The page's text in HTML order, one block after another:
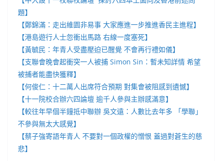
題】
【鄭錦滿：走出維園非易事 大家應進一步推進香民主進程】
【港島遊行人士忽衝出馬路 右線一度塞死】
【黃毓民：年青人受盡壓迫已醒覺 不會再行禮如儀】
【支聯會晚會起衝突一人被捕 Simon Sin：暫未知詳情 希望
被捕者能盡快獲釋】
【何俊仁：十二萬人出席符合預期 對集會被阻感到遺憾】
【十一院校合辦六四論壇 逾千人參與主辦感滿意】
【較往年早個半鐘抵中聯辦 吳文遠：人數比去年多 「學聯」
不參與無太大感覺】
【蔡子強寄語年青人 不要對一個政權的憎恨 蓋過對蒼生的慈
悲】